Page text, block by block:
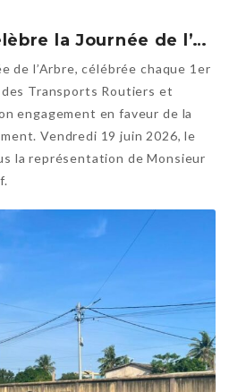
Togo/ La DTRF célèbre la Journée de l’Arbre : 30 plants pour un transport plus vert
de l’Arbre, célébrée chaque 1er
Transports Routiers et
engagement en faveur de la
Vendredi 19 juin 2026, le
la représentation de Monsieur